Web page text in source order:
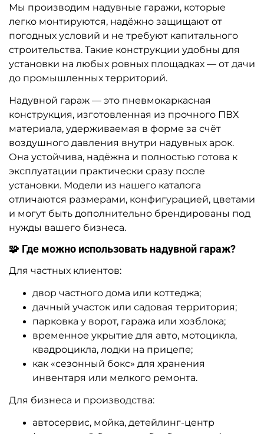
Мы производим надувные гаражи, которые
легко монтируются, надёжно защищают от
погодных условий и не требуют капитального
строительства. Такие конструкции удобны для
установки на любых ровных площадках — от дачи
до промышленных территорий.
Надувной гараж — это пневмокаркасная
конструкция, изготовленная из прочного ПВХ
материала, удерживаемая в форме за счёт
воздушного давления внутри надувных арок.
Она устойчива, надёжна и полностью готова к
эксплуатации практически сразу после
установки. Модели из нашего каталога
отличаются размерами, конфигурацией, цветами
и могут быть дополнительно брендированы под
нужды вашего бизнеса.
🧩 Где можно использовать надувной гараж?
Для частных клиентов:
двор частного дома или коттеджа;
дачный участок или садовая территория;
парковка у ворот, гаража или хозблока;
временное укрытие для авто, мотоцикла,
квадроцикла, лодки на прицепе;
как «сезонный бокс» для хранения
инвентаря или мелкого ремонта.
Для бизнеса и производства:
автосервис, мойка, детейлинг-центр